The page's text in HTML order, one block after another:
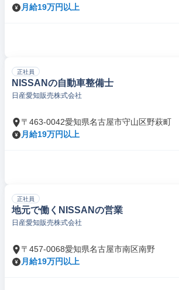
月給19万円以上
正社員
NISSANの自動車整備士
日産愛知販売株式会社
〒463-0042愛知県名古屋市守山区野萩町
月給19万円以上
正社員
地元で働くNISSANの営業
日産愛知販売株式会社
〒457-0068愛知県名古屋市南区南野
月給19万円以上